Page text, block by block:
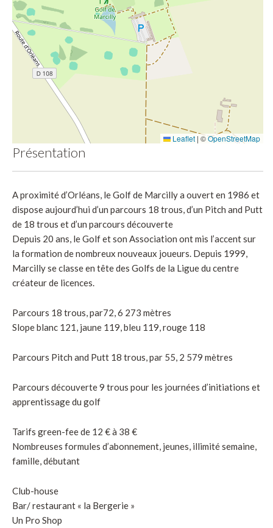
Leaflet | ©OpenStreetMap
Présentation
A proximité d’Orléans, le Golf de Marcilly a ouvert en 1986 et
dispose aujourd’hui d’un parcours 18 trous, d’un Pitch and Putt
de 18 trous et d’un parcours découverte
Depuis 20 ans, le Golf et son Association ont mis l’accent sur
la formation de nombreux nouveaux joueurs. Depuis 1999,
Marcilly se classe en tête des Golfs de la Ligue du centre
créateur de licences.
Parcours 18 trous, par72, 6 273 mètres
Slope blanc 121, jaune 119, bleu 119, rouge 118
Parcours Pitch and Putt 18 trous, par 55, 2 579 mètres
Parcours découverte 9 trous pour les journées d’initiations et
apprentissage du golf
Tarifs green-fee de 12 € à 38 €
Nombreuses formules d’abonnement, jeunes, illimité semaine,
famille, débutant
Club-house
Bar/ restaurant « la Bergerie »
Un Pro Shop